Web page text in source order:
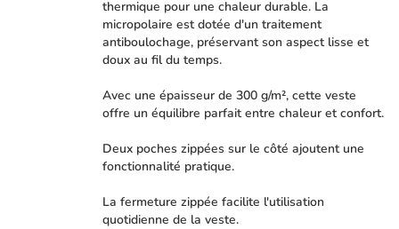
thermique pour une chaleur durable. La
micropolaire est dotée d'un traitement
antiboulochage, préservant son aspect lisse et
doux au fil du temps.
Avec une épaisseur de 300 g/m², cette veste
offre un équilibre parfait entre chaleur et confort.
Deux poches zippées sur le côté ajoutent une
fonctionnalité pratique.
La fermeture zippée facilite l'utilisation
quotidienne de la veste.